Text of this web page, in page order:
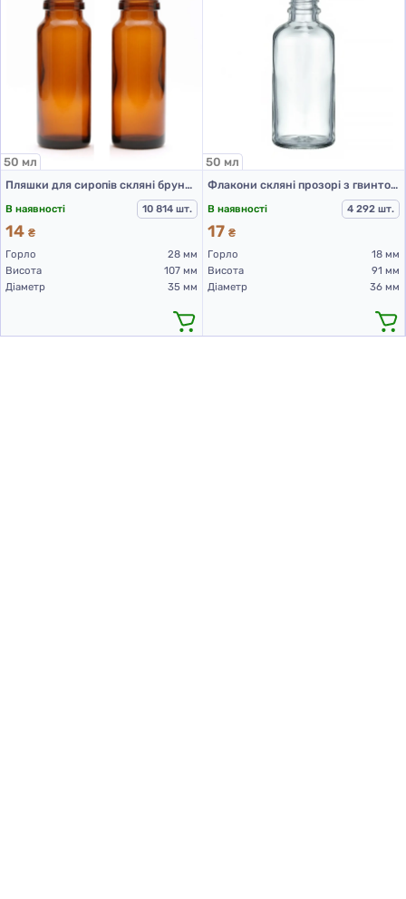
50 мл
Пляшки для сиропів скляні брунатного кольору для Л-З 50 мл (скляні флакони 50 мл)
В наявності
10 814 шт.
14 ₴
Горло
28 мм
Висота
107 мм
Діаметр
35 мм
50 мл
Флакони скляні прозорі з гвинтовою горловиною 50 мл, DIN 18, для Л-З (скляний флакон 50 мл)
В наявності
4 292 шт.
17 ₴
Горло
18 мм
Висота
91 мм
Діаметр
36 мм